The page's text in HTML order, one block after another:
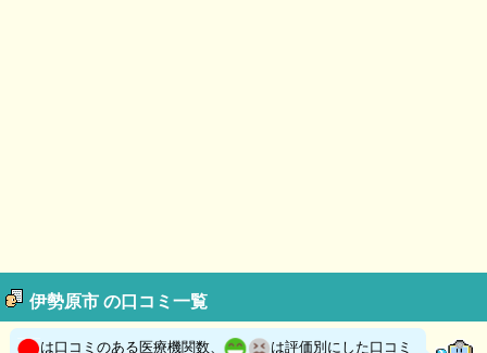
伊勢原市 の口コミ一覧
は口コミのある医療機関数、 は評価別にした口コミ